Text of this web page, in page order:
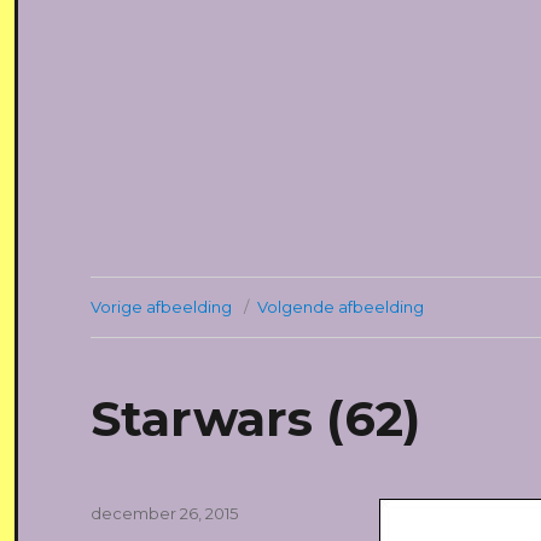
Vorige afbeelding Volgende afbeelding
Starwars (62)
Geplaatst
december 26, 2015